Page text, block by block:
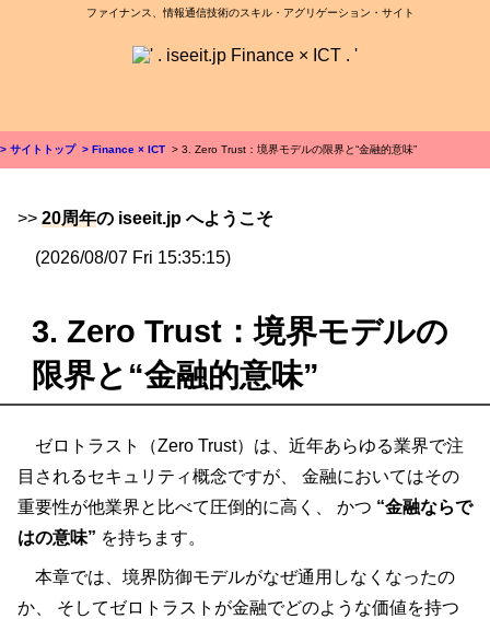
ファイナンス、情報通信技術のスキル・アグリゲーション・サイト
> サイトトップ > Finance × ICT > 3. Zero Trust：境界モデルの限界と“金融的意味”
>> 20周年の iseeit.jp へようこそ
(2026/08/07 Fri 15:35:15)
3. Zero Trust：境界モデルの
限界と“金融的意味”
ゼロトラスト（Zero Trust）は、近年あらゆる業界で注
目されるセキュリティ概念ですが、 金融においてはその
重要性が他業界と比べて圧倒的に高く、 かつ “金融ならで
はの意味” を持ちます。
本章では、境界防御モデルがなぜ通用しなくなったの
か、 そしてゼロトラストが金融でどのような価値を持つ